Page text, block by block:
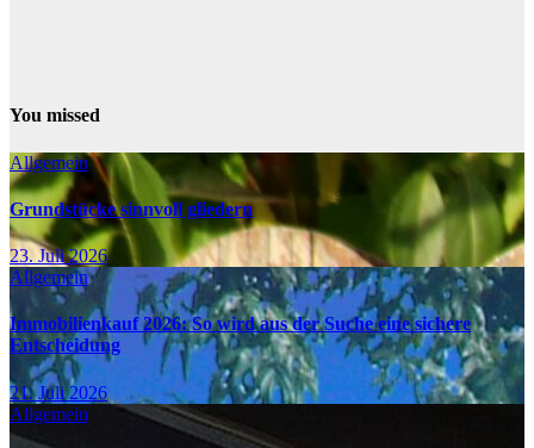
You missed
Allgemein
Grundstücke sinnvoll gliedern
23. Juli 2026
Allgemein
Immobilienkauf 2026: So wird aus der Suche eine sichere
Entscheidung
21. Juli 2026
Allgemein